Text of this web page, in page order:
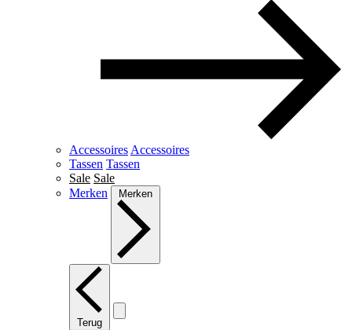
Accessoires Accessoires
Tassen Tassen
Sale Sale
Merken
Merken
Terug